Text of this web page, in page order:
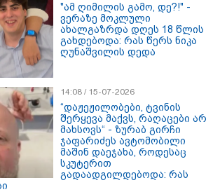
"ამ ღიმილის გამო, დე?!" -
ვერაზე მოკლული
ახალგაზრდა დღეს 18 წლის
გახდებოდა: რას წერს ნიკა
ღუნაშვილის დედა
14:08 / 15-07-2026
“დაჟეჟილობები, ტვინის
შერყევა მაქვს, რაღაცები არ
მახსოვს“ - ზურაბ გირჩი
ჯაფარიძეს ავტომობილი
მაშინ დაეჯახა, როდესაც
სკუტერით
გადაადგილდებოდა: რას